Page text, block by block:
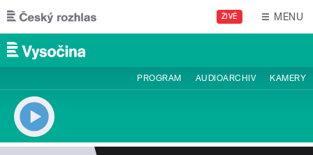
Přejít k hlavnímu obsahu
ŽIVĚ MENU
PROGRAM AUDIOARCHIV KAMERY